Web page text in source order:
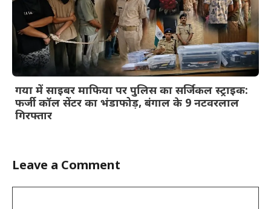
गया में साइबर माफिया पर पुलिस का सर्जिकल स्ट्राइक:
फर्जी कॉल सेंटर का भंडाफोड़, बंगाल के 9 नटवरलाल
गिरफ्तार
Leave a Comment